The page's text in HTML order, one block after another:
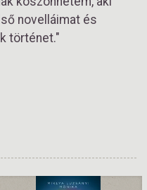
novelláimat és
történet."